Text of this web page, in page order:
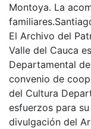
Montoya. La
El Archivo del
Valle del Cauca
Departamental
convenio de
del Cultura
esfuerzos para
divulgación del